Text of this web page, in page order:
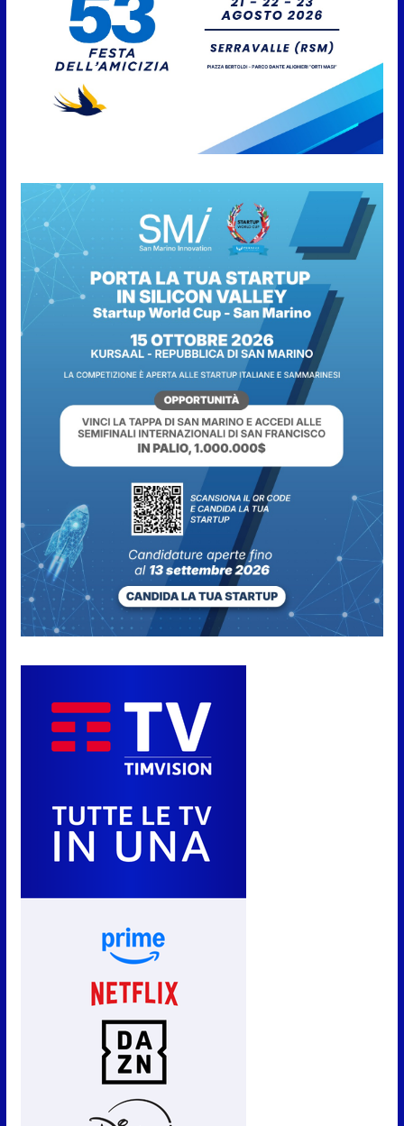
Live” una serata di
divertimento, arte, buona
cucina e solidarietà, a Faetano.
Con la firma e la regia di